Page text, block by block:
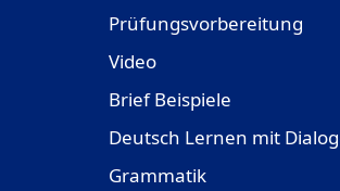
Prüfungsvorbereitung
Video
Brief Beispiele
Deutsch Lernen mit
Grammatik